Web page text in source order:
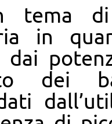
tema
in
dai
dei